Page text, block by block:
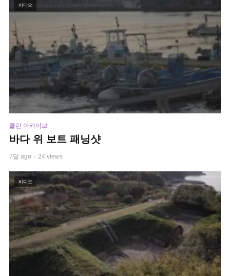
비디오
클린 아카이브
바다 위 보트 패닝샷
7달 ago 24 views
비디오